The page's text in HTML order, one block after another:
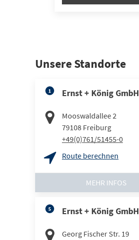
Unsere Standorte
1 Ernst + König GmbH
Mooswaldallee 2
79108 Freiburg
+49(0)761/51455-0
Route berechnen
MEHR INFOS
5 Ernst + König GmbH
Georg Fischer Str. 19